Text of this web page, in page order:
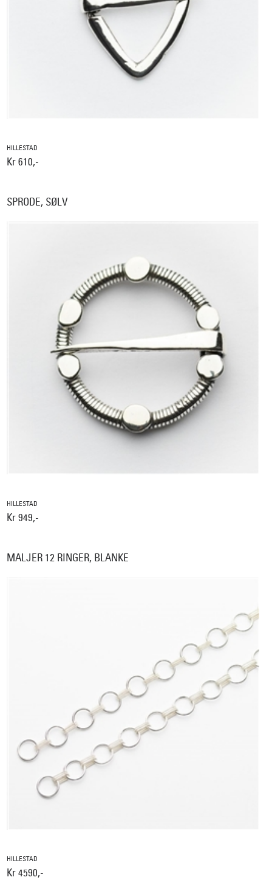
HILLESTAD
Kr 610,-
SPRODE, SØLV
HILLESTAD
Kr 949,-
MALJER 12 RINGER, BLANKE
HILLESTAD
Kr 4590,-